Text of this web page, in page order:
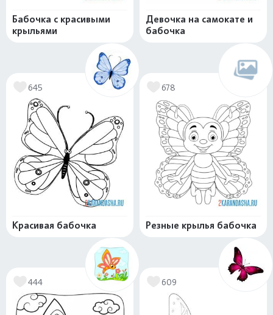
Бабочка с красивыми
крыльями
Девочка на самокате и
бабочка
645
Красивая бабочка
678
Резные крылья бабочка
444 609